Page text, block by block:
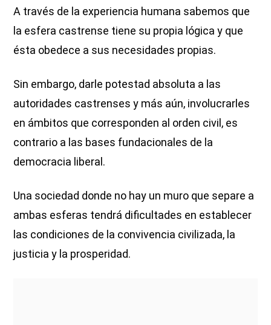
A través de la experiencia humana sabemos que
la esfera castrense tiene su propia lógica y que
ésta obedece a sus necesidades propias.
Sin embargo, darle potestad absoluta a las
autoridades castrenses y más aún, involucrarles
en ámbitos que corresponden al orden civil, es
contrario a las bases fundacionales de la
democracia liberal.
Una sociedad donde no hay un muro que separe a
ambas esferas tendrá dificultades en establecer
las condiciones de la convivencia civilizada, la
justicia y la prosperidad.